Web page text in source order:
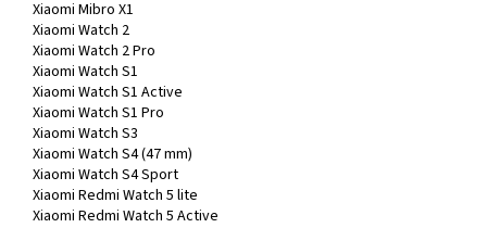
Xiaomi Mibro X1
Xiaomi Watch 2
Xiaomi Watch 2 Pro
Xiaomi Watch S1
Xiaomi Watch S1 Active
Xiaomi Watch S1 Pro
Xiaomi Watch S3
Xiaomi Watch S4 (47 mm)
Xiaomi Watch S4 Sport
Xiaomi Redmi Watch 5 lite
Xiaomi Redmi Watch 5 Active